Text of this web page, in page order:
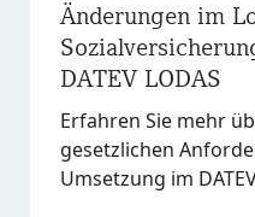
Änderungen im
DATEV LODAS
Erfahren Sie mehr
gesetzlichen
Umsetzung im